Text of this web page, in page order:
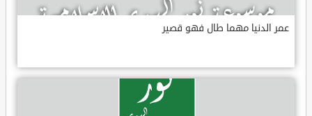
عمر الدنيا مهما طال فهو قصير